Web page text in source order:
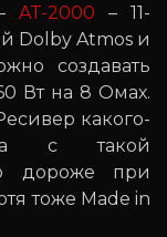
AT-2000 – 11-
Dolby Atmos и
создавать
Вт на 8 Омах.
какого-
с такой
дороже при
тоже Made in